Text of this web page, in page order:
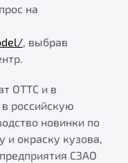
покупке
на
, выбрав
ОТТС и в
российскую
новинки по
и окраску кузова,
СЗАО